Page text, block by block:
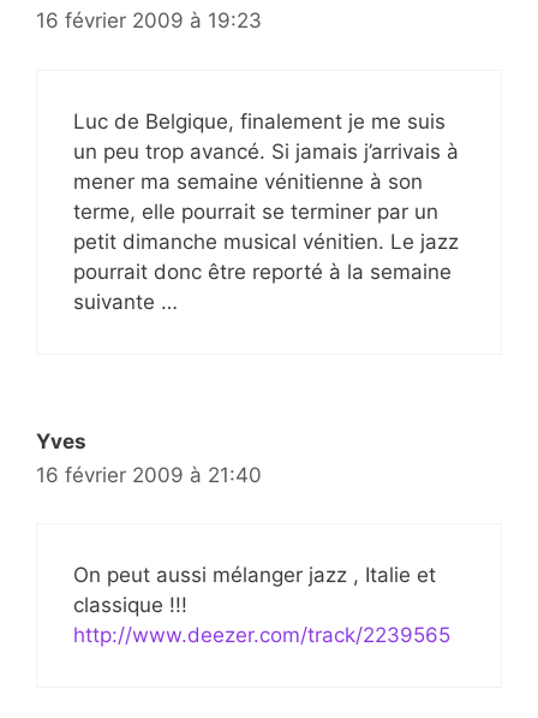
16 février 2009 à 19:23
Luc de Belgique, finalement je me suis
un peu trop avancé. Si jamais j’arrivais à
mener ma semaine vénitienne à son
terme, elle pourrait se terminer par un
petit dimanche musical vénitien. Le jazz
pourrait donc être reporté à la semaine
suivante …
Yves
16 février 2009 à 21:40
On peut aussi mélanger jazz , Italie et
classique !!!
http://www.deezer.com/track/2239565